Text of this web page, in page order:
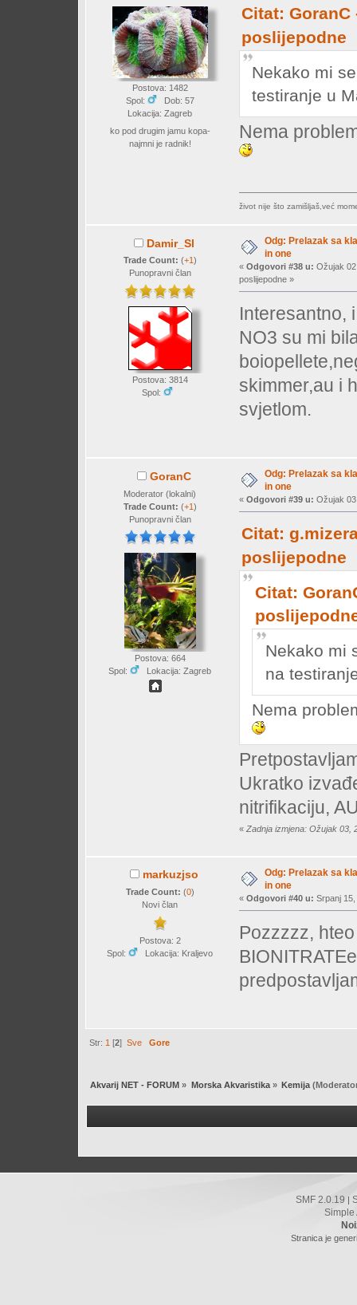
Postova: 1482
Spol:
Dob: 57
Lokacija: Zagreb
ko pod drugim jamu kopa-
najmni je radnik!
Citat: GoranC
poslijepodne
Nekako mi
testiranje u
Nema
život nije što zamišljaš,već
Damir_Sl
Trade Count: (+1 )
Punopravni član
Postova: 3814
Spol:
Odg: Prelazak sa
in one
« Odgovori #38 u: Ožujak
poslijepodne »
Interesantno,
NO3 su mi
skimmer,au i
svjetlom.
GoranC
Moderator (lokalni)
Trade Count: (+1)
Punopravni član
Postova: 664
Spol:
Lokacija: Zagreb
Odg: Prelazak sa
in one
« Odgovori #39 u: Ožujak
Citat:
poslijepodne
Citat:
Nekako mi
na
Nema
Ukratko
nitrifikaciju,
« Zadnja izmjena: Ožujak 03,
markuzjso
Trade Count: (0)
Novi član
Postova: 2
Spol:
Lokacija: Kraljevo
Odg: Prelazak sa
in one
« Odgovori #40 u: Srpanj
Pozzzzz,
Str: 1 [2]Sve Gore
Akvarij NET - FORUM » Morska Akvaristika» Kemija
SMF 2.0.19 |
Simple
Stranica je